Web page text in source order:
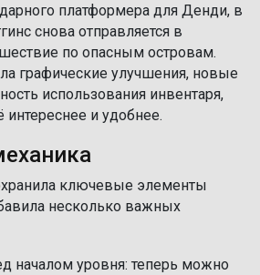
платформера для Денди, в
снова отправляется в
по опасным островам.
графические улучшения, новые
использования инвентаря,
и удобнее.
ключевые элементы
несколько важных
началом уровня: теперь можно